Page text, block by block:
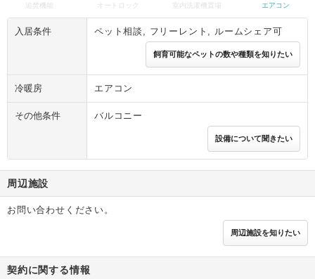
追焚機能 オートロック 室内洗濯機置場 エアコン
入居条件 ペット相談, フリーレント, ルームシェア可
飼育可能なペットの数や種類を知りたい
冷暖房 エアコン
その他条件 バルコニー
設備について聞きたい
周辺施設
お問い合わせください。
周辺施設を知りたい
契約に関する情報